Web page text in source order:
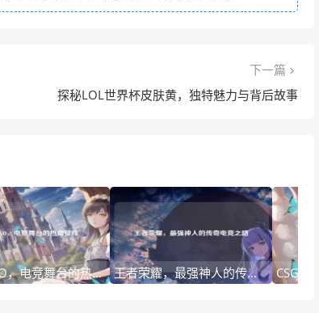
下一篇
探秘LOL世界杯皮肤黄，独特魅力与背后故事
柏林CSGO，电竞舞台的热血征程 王者荣耀，最强神人的传奇电竞之路 CSGO